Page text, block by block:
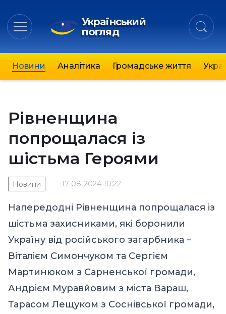
Український
погляд
Новини Аналітика Громадське життя
Рівненщина
попрощалася із
шістьма Героями
17-08-2024 10:22
Новини
Напередодні Рівненщина попрощалася із
шістьма захисниками, які боронили
Україну від російського загарбника –
Віталієм Симончуком та Сергієм
Мартинюком з Сарненської громади,
Андрієм Муравйовим з міста Вараш,
Тарасом Лещуком з Соснівської громади,